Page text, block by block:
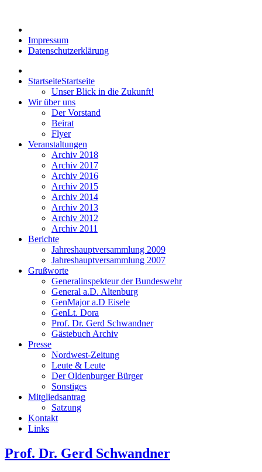
Impressum
Datenschutzerklärung
StartseiteStartseite
Unser Blick in die Zukunft!
Wir über uns
Der Vorstand
Beirat
Flyer
Veranstaltungen
Archiv 2018
Archiv 2017
Archiv 2016
Archiv 2015
Archiv 2014
Archiv 2013
Archiv 2012
Archiv 2011
Berichte
Jahreshauptversammlung 2009
Jahreshauptversammlung 2007
Grußworte
Generalinspekteur der Bundeswehr
General a.D. Altenburg
GenMajor a.D Eisele
GenLt. Dora
Prof. Dr. Gerd Schwandner
Gästebuch Archiv
Presse
Nordwest-Zeitung
Leute & Leute
Der Oldenburger Bürger
Sonstiges
Mitgliedsantrag
Satzung
Kontakt
Links
Prof. Dr. Gerd Schwandner